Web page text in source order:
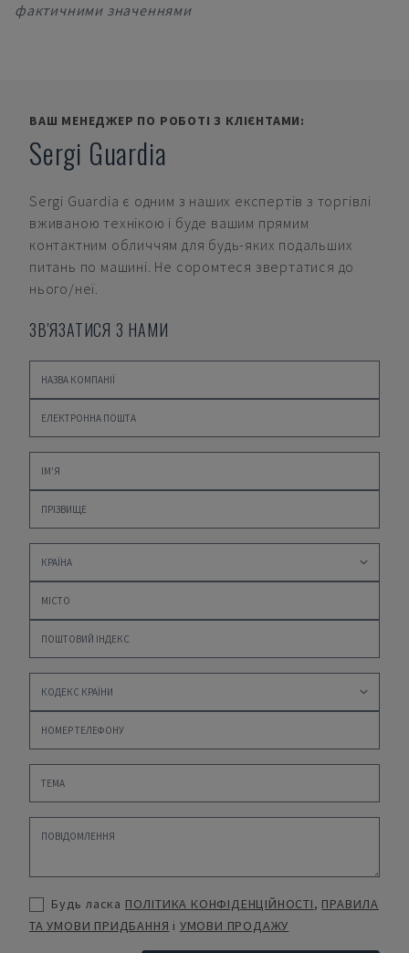
фактичними значеннями
ВАШ МЕНЕДЖЕР ПО РОБОТІ З КЛІЄНТАМИ:
Sergi Guardia
Sergi Guardia є одним з наших експертів з торгівлі
вживаною технікою і буде вашим прямим
контактним обличчям для будь-яких подальших
питань по машині. Не соромтеся звертатися до
нього/неї.
ЗВ'ЯЗАТИСЯ З НАМИ
Будь ласка ПОЛІТИКА КОНФІДЕНЦІЙНОСТІ, ПРАВИЛА
ТА УМОВИ ПРИДБАННЯ і УМОВИ ПРОДАЖУ